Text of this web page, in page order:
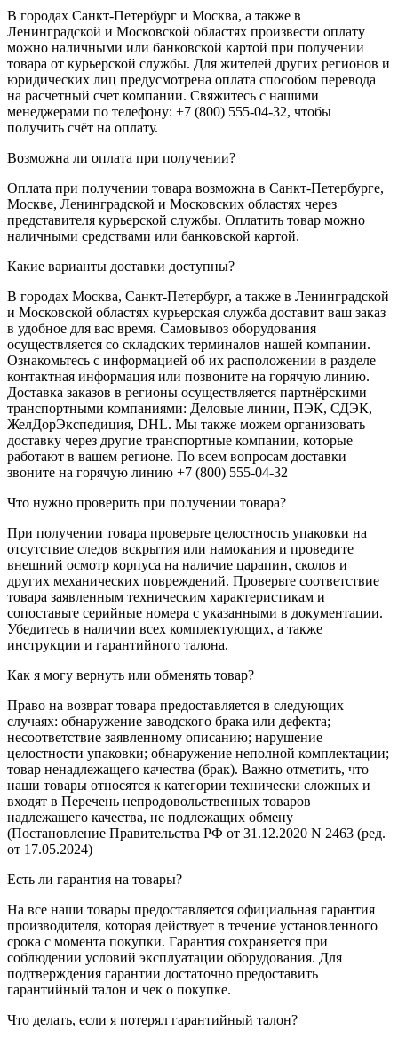
В городах Санкт-Петербург и Москва, а также в
Ленинградской и Московской областях произвести оплату
можно наличными или банковской картой при получении
товара от курьерской службы. Для жителей других регионов и
юридических лиц предусмотрена оплата способом перевода
на расчетный счет компании. Свяжитесь с нашими
менеджерами по телефону: +7 (800) 555-04-32, чтобы
получить счёт на оплату.
Возможна ли оплата при получении?
Оплата при получении товара возможна в Санкт-Петербурге,
Москве, Ленинградской и Московских областях через
представителя курьерской службы. Оплатить товар можно
наличными средствами или банковской картой.
Какие варианты доставки доступны?
В городах Москва, Санкт-Петербург, а также в Ленинградской
и Московской областях курьерская служба доставит ваш заказ
в удобное для вас время. Самовывоз оборудования
осуществляется со складских терминалов нашей компании.
Ознакомьтесь с информацией об их расположении в разделе
контактная информация или позвоните на горячую линию.
Доставка заказов в регионы осуществляется партнёрскими
транспортными компаниями: Деловые линии, ПЭК, СДЭК,
ЖелДорЭкспедиция, DHL. Мы также можем организовать
доставку через другие транспортные компании, которые
работают в вашем регионе. По всем вопросам доставки
звоните на горячую линию +7 (800) 555-04-32
Что нужно проверить при получении товара?
При получении товара проверьте целостность упаковки на
отсутствие следов вскрытия или намокания и проведите
внешний осмотр корпуса на наличие царапин, сколов и
других механических повреждений. Проверьте соответствие
товара заявленным техническим характеристикам и
сопоставьте серийные номера с указанными в документации.
Убедитесь в наличии всех комплектующих, а также
инструкции и гарантийного талона.
Как я могу вернуть или обменять товар?
Право на возврат товара предоставляется в следующих
случаях: обнаружение заводского брака или дефекта;
несоответствие заявленному описанию; нарушение
целостности упаковки; обнаружение неполной комплектации;
товар ненадлежащего качества (брак). Важно отметить, что
наши товары относятся к категории технически сложных и
входят в Перечень непродовольственных товаров
надлежащего качества, не подлежащих обмену
(Постановление Правительства РФ от 31.12.2020 N 2463 (ред.
от 17.05.2024)
Есть ли гарантия на товары?
На все наши товары предоставляется официальная гарантия
производителя, которая действует в течение установленного
срока с момента покупки. Гарантия сохраняется при
соблюдении условий эксплуатации оборудования. Для
подтверждения гарантии достаточно предоставить
гарантийный талон и чек о покупке.
Что делать, если я потерял гарантийный талон?